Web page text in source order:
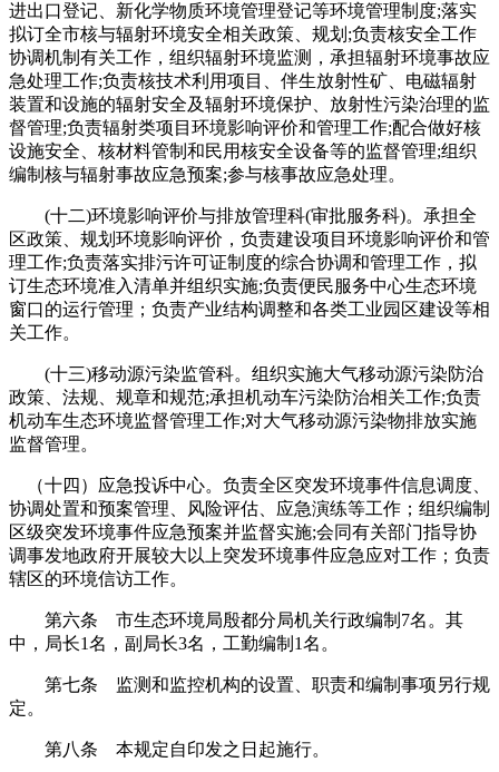
进出口登记、新化学物质环境管理登记等环境管理制度;落实
拟订全市核与辐射环境安全相关政策、规划;负责核安全工作
协调机制有关工作，组织辐射环境监测，承担辐射环境事故应
急处理工作;负责核技术利用项目、伴生放射性矿、电磁辐射
装置和设施的辐射安全及辐射环境保护、放射性污染治理的监
督管理;负责辐射类项目环境影响评价和管理工作;配合做好核
设施安全、核材料管制和民用核安全设备等的监督管理;组织
编制核与辐射事故应急预案;参与核事故应急处理。
(十二)环境影响评价与排放管理科(审批服务科)。承担全
区政策、规划环境影响评价，负责建设项目环境影响评价和管
理工作;负责落实排污许可证制度的综合协调和管理工作，拟
订生态环境准入清单并组织实施;负责便民服务中心生态环境
窗口的运行管理；负责产业结构调整和各类工业园区建设等相
关工作。
(十三)移动源污染监管科。组织实施大气移动源污染防治
政策、法规、规章和规范;承担机动车污染防治相关工作;负责
机动车生态环境监督管理工作;对大气移动源污染物排放实施
监督管理。
（十四）应急投诉中心。负责全区突发环境事件信息调度、
协调处置和预案管理、风险评估、应急演练等工作；组织编制
区级突发环境事件应急预案并监督实施;会同有关部门指导协
调事发地政府开展较大以上突发环境事件应急应对工作；负责
辖区的环境信访工作。
第六条 市生态环境局殷都分局机关行政编制7名。其
中，局长1名，副局长3名，工勤编制1名。
第七条 监测和监控机构的设置、职责和编制事项另行规
定。
第八条 本规定自印发之日起施行。